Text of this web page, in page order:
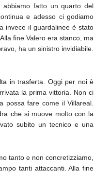
fatto un quarto del
e adesso ci godiamo
invece il guardalinee è stato
fine Valero era stanco, ma
ha un sinistro invidiabile.
in trasferta. Oggi per noi è
la prima vittoria. Non ci
possa fare come il Villareal.
che si muove molto con la
subito un tecnico e una
tanto e non concretizziamo,
tanti attaccanti. Alla fine